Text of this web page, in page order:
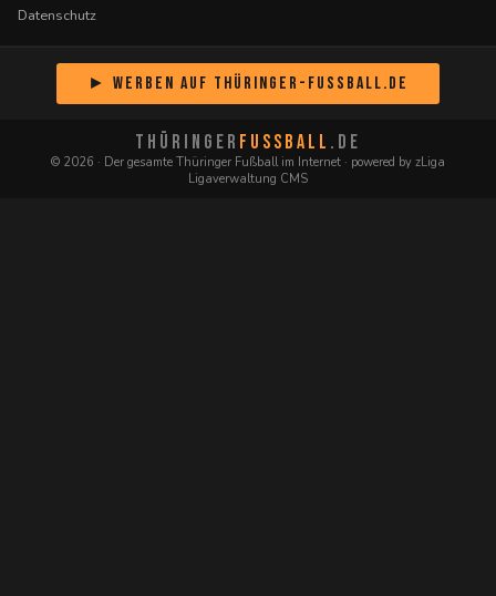
Datenschutz
► Werben auf Thüringer-Fussball.de
THÜRINGER FUSSBALL .DE
© 2026 · Der gesamte Thüringer Fußball im Internet · powered by zLiga
Ligaverwaltung CMS